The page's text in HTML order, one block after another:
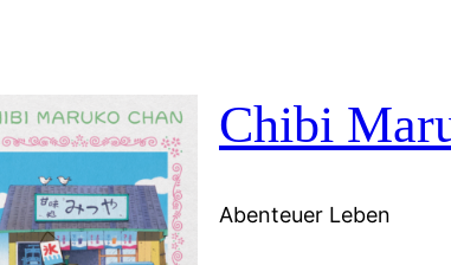
Chibi
Abenteuer Leben